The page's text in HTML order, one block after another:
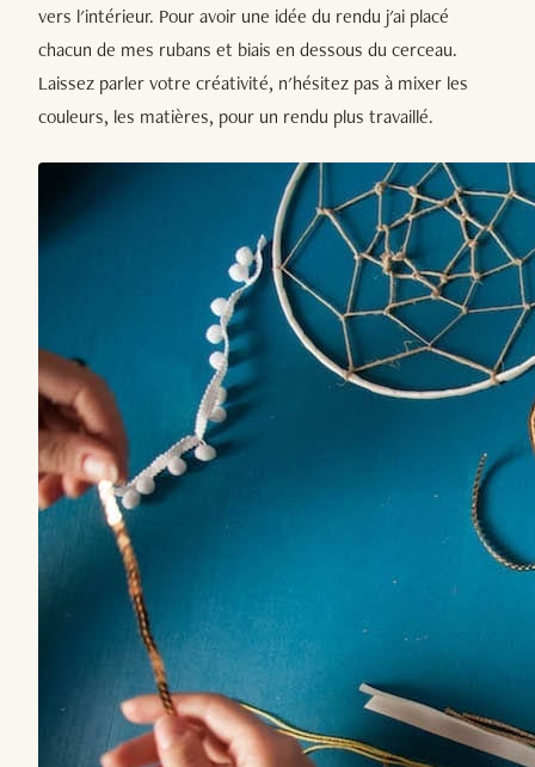
vers l'intérieur. Pour avoir une idée du rendu j'ai placé
chacun de mes rubans et biais en dessous du cerceau.
Laissez parler votre créativité, n'hésitez pas à mixer les
couleurs, les matières, pour un rendu plus travaillé.